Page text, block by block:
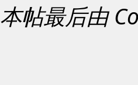
本帖最后由